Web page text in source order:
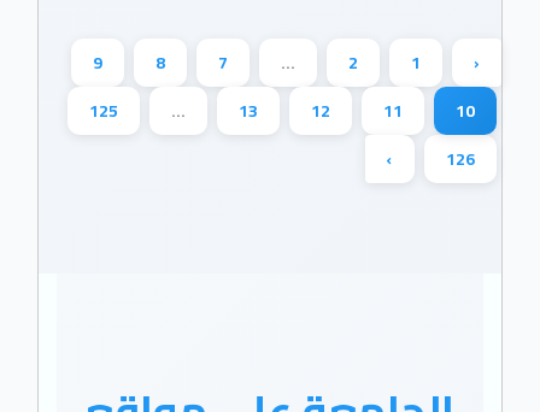
‹
1
2
...
7
8
9
10
11
12
13
...
125
126
›